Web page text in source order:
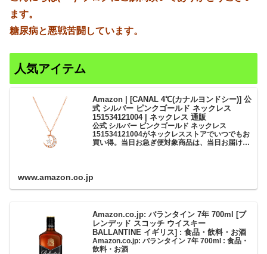
ます。
糖尿病と悪戦苦闘しています。
人気アイテム
Amazon | [CANAL 4℃(カナルヨンドシー)] 公
式 シルバー ピンクゴールド ネックレス
151534121004 | ネックレス 通販
公式 シルバー ピンクゴールド ネックレス
151534121004がネックレスストアでいつでもお
買い得。当日お急ぎ便対象商品は、当日お届け可
www.amazon.co.jp
Amazon.co.jp: バランタイン 7年 700ml [ブ
レンデッド スコッチ ウイスキー
BALLANTINE イギリス] : 食品・飲料・お酒
Amazon.co.jp: バランタイン 7年 700ml : 食品・
飲料・お酒